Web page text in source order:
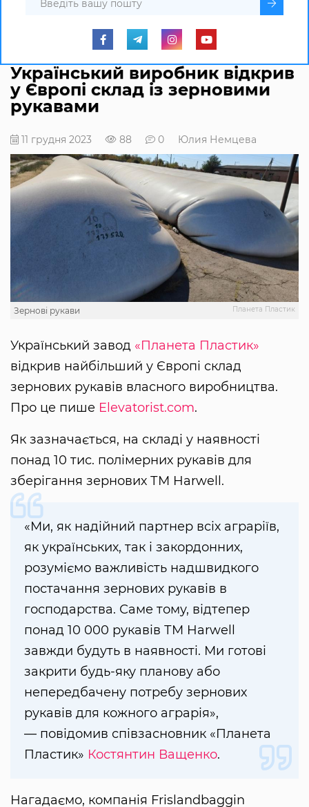
Український виробник відкрив
у Європі склад із зерновими
рукавами
11 грудня 2023 88 0 Юлия Немцева
Планета Пластик
Зернові рукави
Український завод «Планета Пластик»
відкрив найбільший у Європі склад
зернових рукавів власного виробництва.
Про це пише Elevatorist.com.
Як зазначається, на складі у наявності
понад 10 тис. полімерних рукавів для
зберігання зернових ТМ Harwell.
«Ми, як надійний партнер всіх аграріїв,
як українських, так і закордонних,
розуміємо важливість надшвидкого
постачання зернових рукавів в
господарства. Саме тому, відтепер
понад 10 000 рукавів ТМ Harwell
завжди будуть в наявності. Ми готові
закрити будь-яку планову або
непередбачену потребу зернових
рукавів для кожного аграрія»,
— повідомив співзасновник «Планета
Пластик» Костянтин Ващенко.
Нагадаємо, компанія Frislandbaggin